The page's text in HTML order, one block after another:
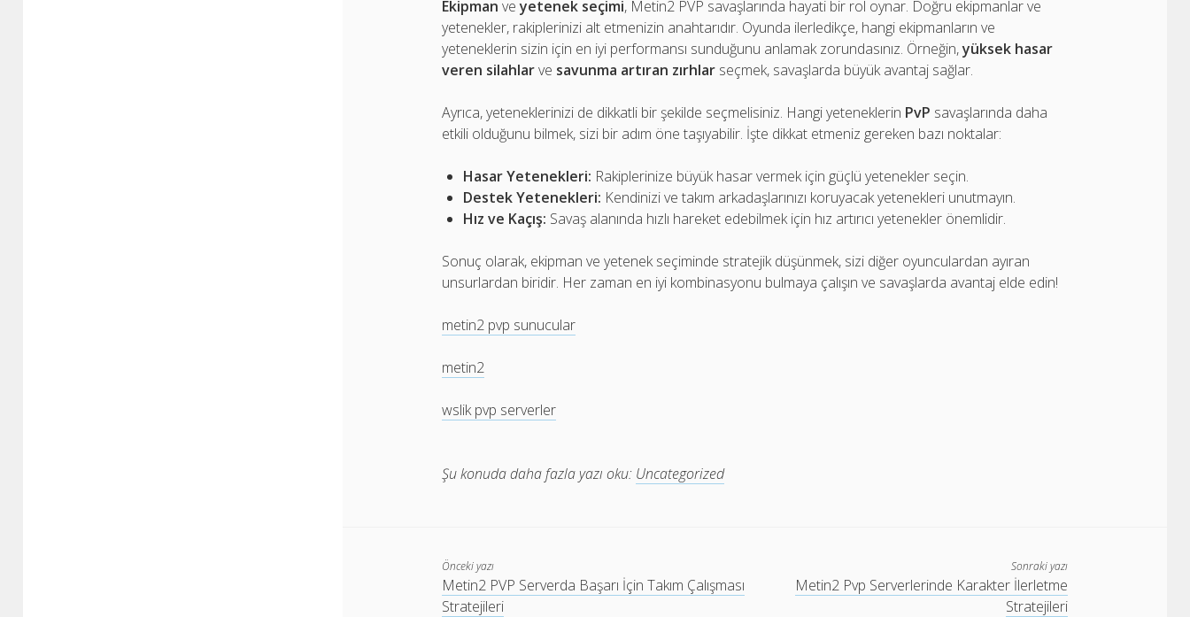
Ekipman veyetenek seçimi, Metin2 PVP savaşlarında hayati bir rol oynar. Doğru ekipmanlar ve
yetenekler, rakiplerinizi alt etmenizin anahtarıdır. Oyunda ilerledikçe, hangi ekipmanların ve
yeteneklerin sizin için en iyi performansı sunduğunu anlamak zorundasınız. Örneğin,yüksek hasar
veren silahlarve savunma artıran zırhlar seçmek, savaşlarda büyük avantaj sağlar.
Ayrıca, yeteneklerinizi de dikkatli bir şekilde seçmelisiniz. Hangi yeteneklerin PvP savaşlarında daha
etkili olduğunu bilmek, sizi bir adım öne taşıyabilir. İşte dikkat etmeniz gereken bazı noktalar:
Hasar Yetenekleri: Rakiplerinize büyük hasar vermek için güçlü yetenekler seçin.
Destek Yetenekleri: Kendinizi ve takım arkadaşlarınızı koruyacak yetenekleri unutmayın.
Hız ve Kaçış: Savaş alanında hızlı hareket edebilmek için hız artırıcı yetenekler önemlidir.
Sonuç olarak, ekipman ve yetenek seçiminde stratejik düşünmek, sizi diğer oyunculardan ayıran
unsurlardan biridir. Her zaman en iyi kombinasyonu bulmaya çalışın ve savaşlarda avantaj elde edin!
metin2 pvp sunucular
metin2
wslik pvp serverler
Şu konuda daha fazla yazı oku: Uncategorized
Önceki yazı
Metin2 PVP Serverda Başarı İçin Takım Çalışması
Stratejileri
Sonraki yazı
Metin2 Pvp Serverlerinde Karakter İlerletme
Stratejileri